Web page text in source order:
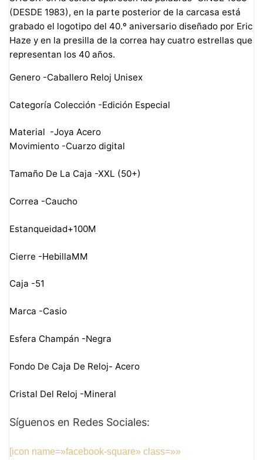
(DESDE 1983), en la parte posterior de la carcasa está
grabado el logotipo del 40.º aniversario diseñado por Eric
Haze y en la presilla de la correa hay cuatro estrellas que
representan los 40 años.
Genero -Caballero Reloj Unisex
Categoría Colección -Edición Especial
Material -Joya Acero
Movimiento -Cuarzo digital
Tamaño De La Caja -XXL (50+)
Correa -Caucho
Estanqueidad+100M
Cierre -HebillaMM
Caja -51
Marca -Casio
Esfera Champán -Negra
Fondo De Caja De Reloj- Acero
Cristal Del Reloj -Mineral
Síguenos en Redes Sociales:
[icon name=»facebook-square» class=»»